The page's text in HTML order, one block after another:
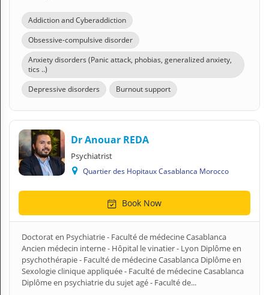
Addiction and Cyberaddiction
Obsessive-compulsive disorder
Anxiety disorders (Panic attack, phobias, generalized anxiety,
tics ..)
Depressive disorders
Burnout support
Dr Anouar REDA
Psychiatrist
Quartier des Hopitaux Casablanca Morocco
Book Now
Doctorat en Psychiatrie - Faculté de médecine Casablanca
Ancien médecin interne - Hôpital le vinatier - Lyon Diplôme en
psychothérapie - Faculté de médecine Casablanca Diplôme en
Sexologie clinique appliquée - Faculté de médecine Casablanca
Diplôme en psychiatrie du sujet agé - Faculté de...